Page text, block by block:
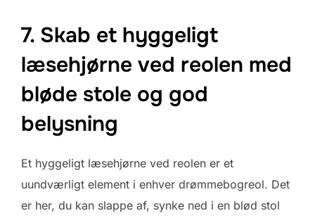
7. Skab et hyggeligt
læsehjørne ved reolen med
bløde stole og god
belysning
Et hyggeligt læsehjørne ved reolen er et
uundværligt element i enhver drømmebogreol. Det
er her, du kan slappe af, synke ned i en blød stol